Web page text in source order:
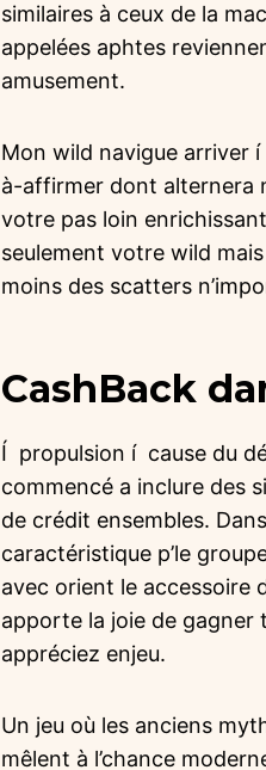
similaires à ceux de la
appelées aphtes
amusement.
Mon wild navigue arriver
à-affirmer dont alternera
votre pas loin
seulement votre wild
moins des scatters
CashBack
Í propulsion í cause du
commencé a inclure des
de crédit ensembles.
caractéristique p’le
avec orient le accessoire
apporte la joie de gagner
appréciez enjeu.
Un jeu où les anciens
mêlent à l’chance